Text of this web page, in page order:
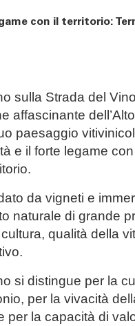
con il territorio:
sulla Strada del
affascinante
paesaggio
e il forte legame
da vigneti e
naturale di grande
qualità della
si distingue per la
per la vivacità
per la capacità di